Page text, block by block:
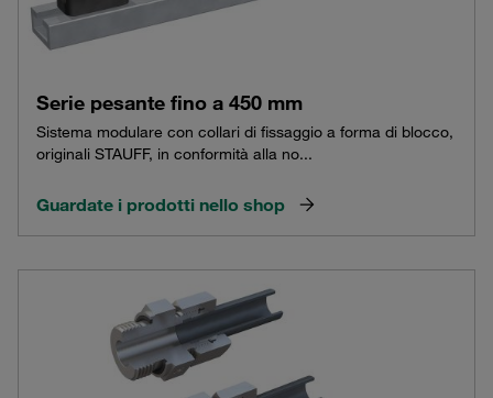
Serie pesante fino a 450 mm
Sistema modulare con collari di fissaggio a forma di blocco,
originali STAUFF, in conformità alla no...
Guardate i prodotti nello shop